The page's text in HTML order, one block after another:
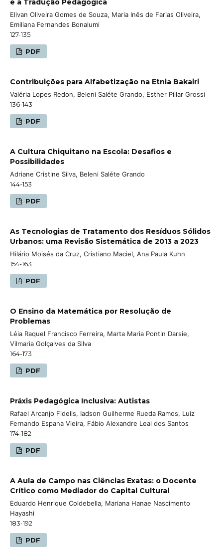
e a Tradução Pedagógica
Elivan Oliveira Gomes de Souza, Maria Inês de Farias Oliveira,
Emiliana Fernandes Bonalumi
127-135
PDF
Contribuições para Alfabetização na Etnia Bakairi
Valéria Lopes Redon, Beleni Saléte Grando, Esther Pillar Grossi
136-143
PDF
A Cultura Chiquitano na Escola: Desafios e
Possibilidades
Adriane Cristine Silva, Beleni Saléte Grando
144-153
PDF
As Tecnologias de Tratamento dos Resíduos Sólidos
Urbanos: uma Revisão Sistemática de 2013 a 2023
Hilário Moisés da Cruz, Cristiano Maciel, Ana Paula Kuhn
154-163
PDF
O Ensino da Matemática por Resolução de
Problemas
Léia Raquel Francisco Ferreira, Marta Maria Pontin Darsie,
Vilmaria Golçalves da Silva
164-173
PDF
Práxis Pedagógica Inclusiva: Autistas
Rafael Arcanjo Fidelis, Iadson Guilherme Rueda Ramos, Luiz
Fernando Espana Vieira, Fábio Alexandre Leal dos Santos
174-182
PDF
A Aula de Campo nas Ciências Exatas: o Docente
Crítico como Mediador do Capital Cultural
Eduardo Henrique Coldebella, Mariana Hanae Nascimento
Hayashi
183-192
PDF